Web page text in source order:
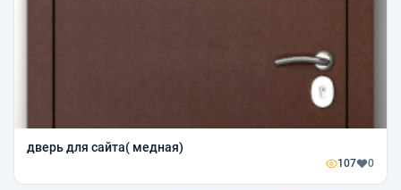
дверь для сайта( медная)
107 0